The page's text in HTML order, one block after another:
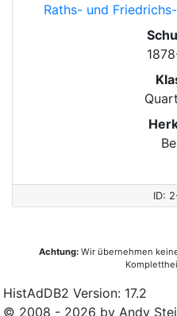
Raths- und
ID:
Achtung: Wir übernehmen
HistAdDB2 Version: 17.2
© 2008 - 2026 by Andy